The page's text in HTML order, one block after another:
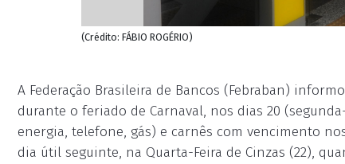
(Crédito: FÁBIO ROGÉRIO)
A Federação Brasileira de Bancos (Febraban)
durante o feriado de Carnaval, nos dias 20
energia, telefone, gás) e carnês com vencimento
dia útil seguinte, na Quarta-Feira de Cinzas (22),